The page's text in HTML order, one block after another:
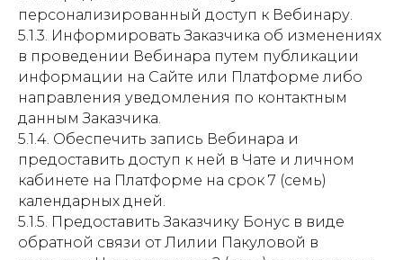
персонализированный доступ к Вебинару.
5.1.3. Информировать Заказчика об изменениях
в проведении Вебинара путем публикации
информации на Сайте или Платформе либо
направления уведомления по контактным
данным Заказчика.
5.1.4. Обеспечить запись Вебинара и
предоставить доступ к ней в Чате и личном
кабинете на Платформе на срок 7 (семь)
календарных дней.
5.1.5. Предоставить Заказчику Бонус в виде
обратной связи от Лилии Пакуловой в